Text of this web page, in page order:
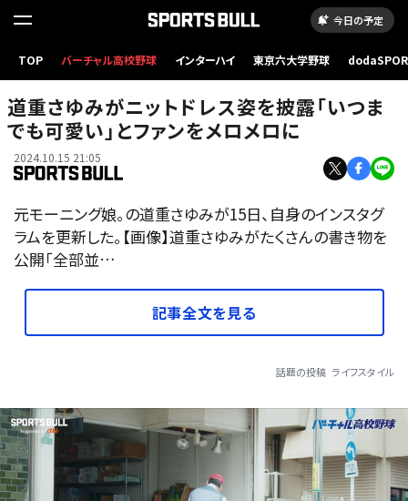
今日の予定
TOP バーチャル高校野球 インターハイ 東京六大学野球
道重さゆみがニットドレス姿を披露「いつま
でも可愛い」とファンをメロメロに
2024.10.15 21:05
元モーニング娘。の道重さゆみが15日、自身のインスタグ
ラムを更新した。【画像】道重さゆみがたくさんの書き物を
公開「全部並…
記事全文を見る
話題の投稿 ライフスタイル